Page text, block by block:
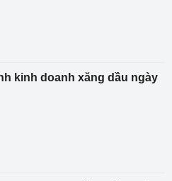
kinh doanh xăng dầu ngày